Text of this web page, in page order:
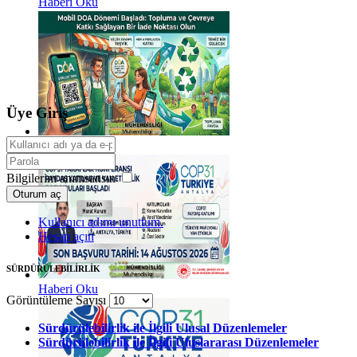
Haberi Oku
Haberi Oku
Üye Giriş
Bilgilerim anımsansın
Oturum aç
Kullanıcı adımı unuttum.
Hesap açın
SÜRDÜRÜLEBİLİRLİK
Görüntüleme Sayısı
Sürdürülebilirlik ile İlgili Ulusal Düzenlemeler
Sürdürülebilirlik ile İlgili Uluslararası Düzenlemeler